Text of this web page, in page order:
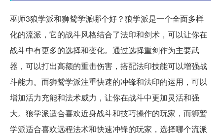
巫师3狼学派和狮鹫学派哪个好？狼学派是一个全面多样
化的流派，它的战斗风格结合了法印和剑术，可以让你在
战斗中有更多的选择和变化。通过选择重剑作为主要武
器，可以打出高额的重击伤害，搭配法印技能可以增强战
斗能力。而狮鹫学派注重快速的冲锋和法印的运用，可以
增加活力充能和法术威力，让你在战斗中更加灵活和强
大。狼学派适合喜欢近身战斗和技巧操作的玩家，而狮鹫
学派适合喜欢远程法术和快速冲锋的玩家，选择哪个流派